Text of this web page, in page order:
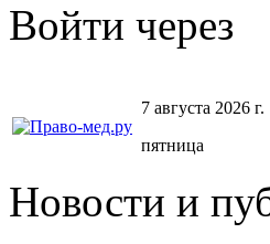
Войти через
7 августа 2026 г.
пятница
Новости и